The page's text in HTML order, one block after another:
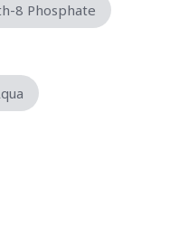
8 Phosphate